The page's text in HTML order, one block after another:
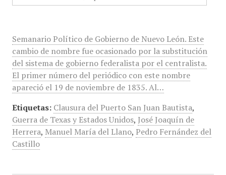
Semanario Político de Gobierno de Nuevo León. Este
cambio de nombre fue ocasionado por la substitución
del sistema de gobierno federalista por el centralista.
El primer número del periódico con este nombre
apareció el 19 de noviembre de 1835. Al…
Etiquetas: Clausura del Puerto San Juan Bautista,
Guerra de Texas y Estados Unidos, José Joaquín de
Herrera, Manuel María del Llano, Pedro Fernández del
Castillo